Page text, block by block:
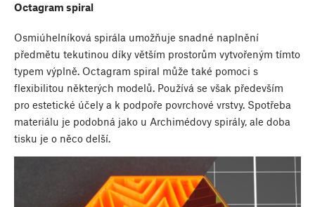
Octagram spiral
Osmiúhelníková spirála umožňuje snadné naplnění
předmětu tekutinou díky větším prostorům vytvořeným tímto
typem výplně. Octagram spiral může také pomoci s
flexibilitou některých modelů. Používá se však především
pro estetické účely a k podpoře povrchové vrstvy. Spotřeba
materiálu je podobná jako u Archimédovy spirály, ale doba
tisku je o něco delší.